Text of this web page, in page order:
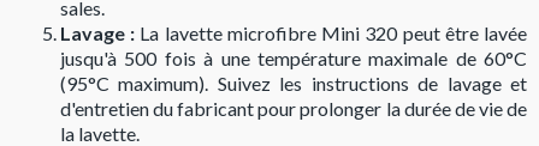
sales.
Lavage : La lavette microfibre Mini 320 peut être lavée
jusqu'à 500 fois à une température maximale de 60°C
(95°C maximum). Suivez les instructions de lavage et
d'entretien du fabricant pour prolonger la durée de vie de
la lavette.